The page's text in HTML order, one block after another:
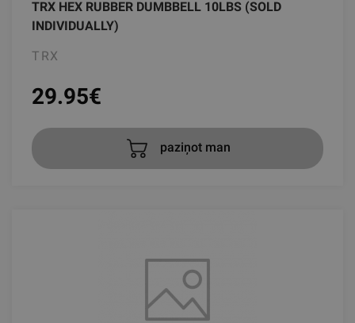
TRX HEX RUBBER DUMBBELL 10LBS (SOLD
INDIVIDUALLY)
TRX
29.95€
paziņot man